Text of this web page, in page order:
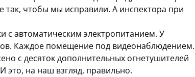
так, чтобы мы исправили. А инспектора при
с автоматическим электропитанием. У
Каждое помещение под видеонаблюдением.
с десяток дополнительных огнетушителей
на наш взгляд, правильно.